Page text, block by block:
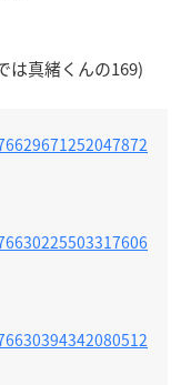
は真緒くんの169)